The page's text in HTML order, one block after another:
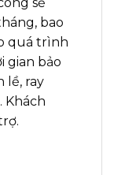
bao
quá trình
gian bảo
lề, ray
Khách